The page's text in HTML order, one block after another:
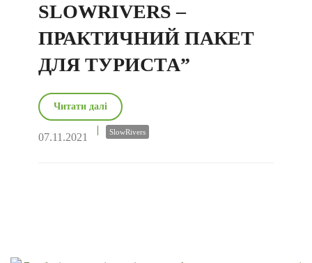
SLOWRIVERS –
ПРАКТИЧНИЙ ПАКЕТ
ДЛЯ ТУРИСТА”
Читати далі
07.11.2021 SlowRivers